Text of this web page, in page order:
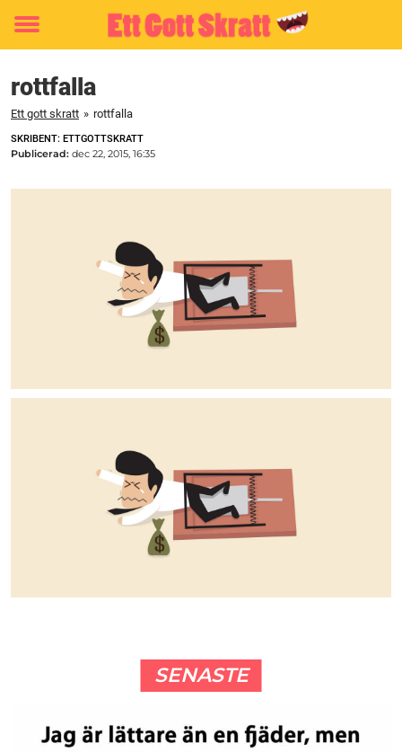
Toggle
rottfalla
Ett gott skratt » rottfalla
SKRIBENT: ETTGOTTSKRATT
Publicerad: dec 22, 2015, 16:35
SENASTE